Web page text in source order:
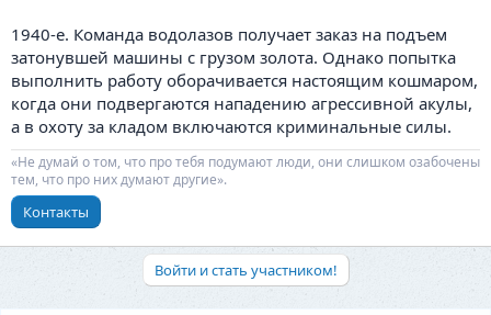
1940-е. Команда водолазов получает заказ на подъем
затонувшей машины с грузом золота. Однако попытка
выполнить работу оборачивается настоящим кошмаром,
когда они подвергаются нападению агрессивной акулы,
а в охоту за кладом включаются криминальные силы.
«Не думай о том, что про тебя подумают люди, они слишком озабочены
тем, что про них думают другие».
Контакты
Войти и стать участником!